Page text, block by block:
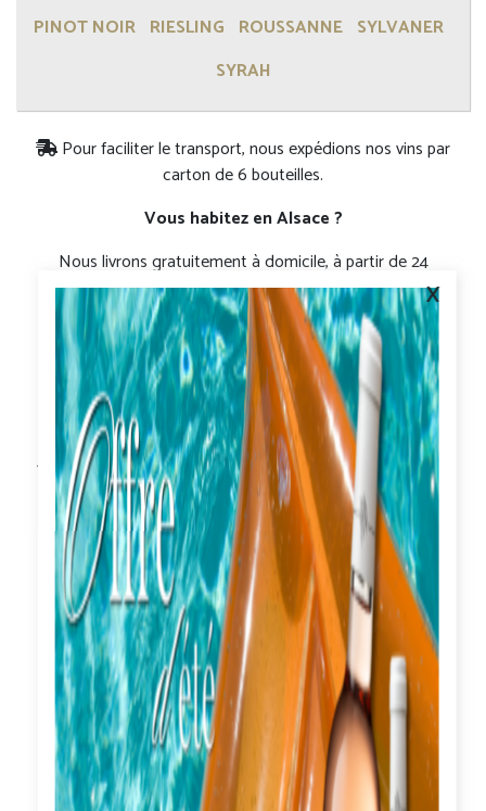
PINOT NOIR RIESLING ROUSSANNE SYLVANER
SYRAH
Pour faciliter le transport, nous expédions nos vins par
carton de 6 bouteilles.
Vous habitez en Alsace ?
Nous livrons gratuitement à domicile, à partir de 24
bouteilles, au prix du caveau. La réduction de 1,50€ /
bouteille se calculera lorsque vous indiquerez votre code
postal au moment de finaliser la commande.
La boutique en ligne est disponible pour les livraisons en
France métropolitaine uniquement. mais également
pour les pays suivants : Belgique, Luxembourg, Pays-Bas,
Allemagne, Danemark, Italie, Autriche, Espagne, Portugal,
Norvège, Suède.
Pour plus d'informations sur nos conditions de livraison,
merci de consulter nos Conditions Générales de Vente.
Remise quantitative
5% à partir de 36 bouteilles,
7% à partir de 60 bouteilles,
10% à partir de 120 bouteilles,
15% à partir de 300 bouteilles.
x